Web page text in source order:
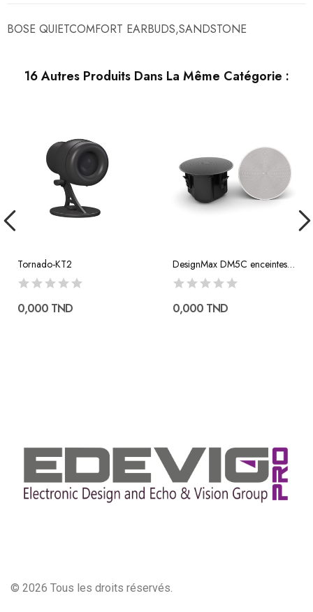
BOSE QUIETCOMFORT EARBUDS,SANDSTONE
16 Autres Produits Dans La Même Catégorie :
Tornado-KT2
0,000 TND
DesignMax DM5C enceintes (1 paire)
0,000 TND
© 2026 Tous les droits réservés.